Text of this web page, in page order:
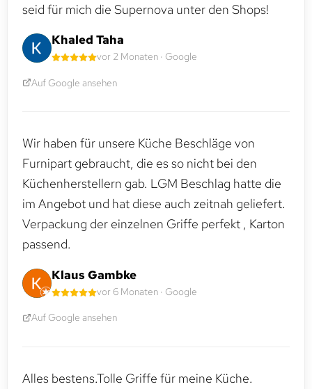
seid für mich die Supernova unter den Shops!
Khaled Taha
vor 2 Monaten · Google
Auf Google ansehen
Wir haben für unsere Küche Beschläge von
Furnipart gebraucht, die es so nicht bei den
Küchenherstellern gab. LGM Beschlag hatte die
im Angebot und hat diese auch zeitnah geliefert.
Verpackung der einzelnen Griffe perfekt , Karton
passend.
Klaus Gambke
vor 6 Monaten · Google
Auf Google ansehen
Alles bestens.Tolle Griffe für meine Küche.